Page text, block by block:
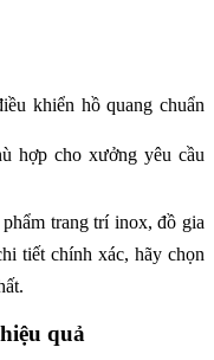
khiển hồ quang chuẩn
hợp cho xưởng yêu cầu
trang trí inox, đồ gia
tiết chính xác, hãy chọn
quả